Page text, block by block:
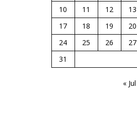
10
11 12 13
17
18 19 20
24
25 26 27
31
« Jul